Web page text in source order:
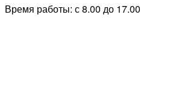
Время работы: с 8.00 до 17.00